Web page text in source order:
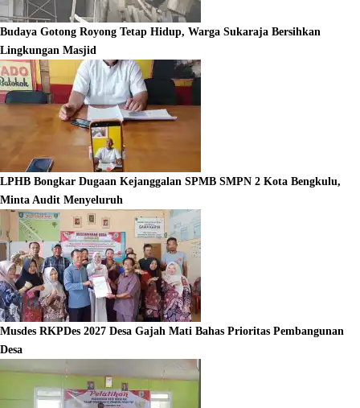
Budaya Gotong Royong Tetap Hidup, Warga Sukaraja Bersihkan
Lingkungan Masjid
LPHB Bongkar Dugaan Kejanggalan SPMB SMPN 2 Kota Bengkulu,
Minta Audit Menyeluruh
Musdes RKPDes 2027 Desa Gajah Mati Bahas Prioritas Pembangunan
Desa